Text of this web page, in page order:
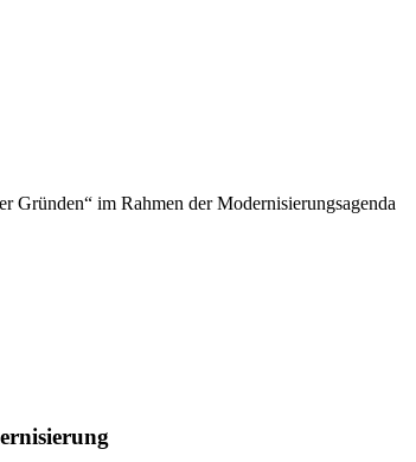
Gründen“ im Rahmen der Modernisierungsagenda